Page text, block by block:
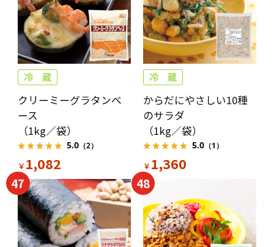
クリーミーグラタンベ
ース
（1kg／袋）
5.0 （2）
￥ 1,082
からだにやさしい10種
のサラダ
（1kg／袋）
5.0 （1）
￥ 1,360
47 48